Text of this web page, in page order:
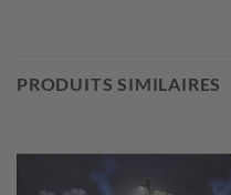
PRODUITS SIMILAIRES